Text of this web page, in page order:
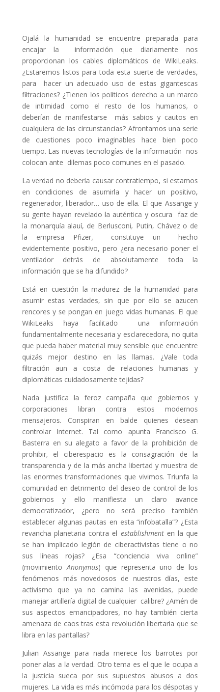
Ojalá la humanidad se encuentre preparada para
encajar la información que diariamente nos
proporcionan los cables diplomáticos de WikiLeaks.
¿Estaremos listos para toda esta suerte de verdades,
para hacer un adecuado uso de estas gigantescas
filtraciones? ¿Tienen los políticos derecho a un marco
de intimidad como el resto de los humanos, o
deberían de manifestarse más sabios y cautos en
cualquiera de las circunstancias? Afrontamos una serie
de cuestiones poco imaginables hace bien poco
tiempo. Las nuevas tecnologías de la información nos
colocan ante dilemas poco comunes en el pasado.
La verdad no debería causar contratiempo, si estamos
en condiciones de asumirla y hacer un positivo,
regenerador, liberador… uso de ella. El que Assange y
su gente hayan revelado la auténtica y oscura faz de
la monarquía alauí, de Berlusconi, Putin, Chávez o de
la empresa Pfizer, constituye un hecho
evidentemente positivo, pero ¿era necesario poner el
ventilador detrás de absolutamente toda la
información que se ha difundido?
Está en cuestión la madurez de la humanidad para
asumir estas verdades, sin que por ello se azucen
rencores y se pongan en juego vidas humanas. El que
WikiLeaks haya facilitado una información
fundamentalmente necesaria y esclarecedora, no quita
que pueda haber material muy sensible que encuentre
quizás mejor destino en las llamas. ¿Vale toda
filtración aun a costa de relaciones humanas y
diplomáticas cuidadosamente tejidas?
Nada justifica la feroz campaña que gobiernos y
corporaciones libran contra estos modernos
mensajeros. Conspiran en balde quienes desean
controlar Internet. Tal como apunta Francisco G.
Basterra en su alegato a favor de la prohibición de
prohibir, el ciberespacio es la consagración de la
transparencia y de la más ancha libertad y muestra de
las enormes transformaciones que vivimos. Triunfa la
comunidad en detrimento del deseo de control de los
gobiernos y ello manifiesta un claro avance
democratizador, ¿pero no será preciso también
establecer algunas pautas en esta “infobatalla”? ¿Esta
revancha planetaria contra el establishmenten la que
se han implicado legión de ciberactivistas tiene o no
sus líneas rojas? ¿Esa “conciencia viva online”
(movimientoAnonymus) que representa uno de los
fenómenos más novedosos de nuestros días, este
activismo que ya no camina las avenidas, puede
manejar artillería digital de cualquier calibre? ¿Amén de
sus aspectos emancipadores, no hay también cierta
amenaza de caos tras esta revolución libertaria que se
libra en las pantallas?
Julian Assange para nada merece los barrotes por
poner alas a la verdad. Otro tema es el que le ocupa a
la justicia sueca por sus supuestos abusos a dos
mujeres. La vida es más incómoda para los déspotas y